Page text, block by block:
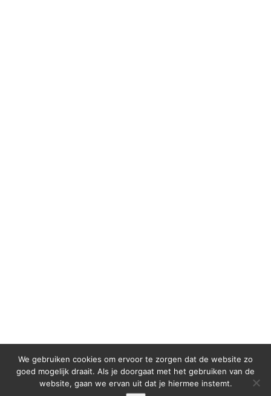
We gebruiken cookies om ervoor te zorgen dat de website zo
goed mogelijk draait. Als je doorgaat met het gebruiken van de
website, gaan we ervan uit dat je hiermee instemt.